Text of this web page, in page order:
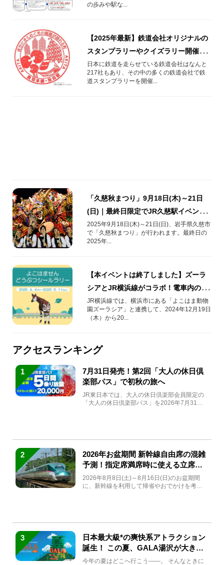
の歩みや駅な...
【2025年最新】鉄道会社オリジナルの
スタンプラリーやクイズラリー開催
中！
日本に鉄道を走らせている鉄道会社はなんと
217社もあり、その中の多くの鉄道会社で鉄
道スタンプラリーを開催...
「久慈秋まつり」9月18日(木)～21日
(日)｜最終日限定でJR久慈駅イベント
開催！
2025年9月18日(木)～21日(日)、岩手県久慈市
で「久慈秋まつり」が行われます。最終日の
2025年...
【本イベントは終了しました】ズーラ
シアとJR横浜線がコラボ！電車内のラ
ッピングやシールラリーを実施 ！
JR横浜線では、横浜市にある「よこはま動物
園ズーラシア」と連携して、2024年12月19日
（木）から20...
アクセスランキング
1
7月31日発売！第2回「大人の休日倶
楽部パス」で初秋の旅へ
JR東日本では、大人の休日倶楽部会員限定の
「大人の休日倶楽部パス」を2026年7月31日
2
2026年お盆期間 新幹線自由席の混雑
予測！指定席満席時に使える立席特
急券も解説
2026年8月8日(土)～8月16日(日)のお盆期間
に、新幹線を利用して帰省やおでかけを考え
3
日本最大級*の爽快系アトラクション
誕生！ この夏、GALA湯沢が大きく
生まれ変わる
今年の夏はどこへ行こう――。 そんなときに